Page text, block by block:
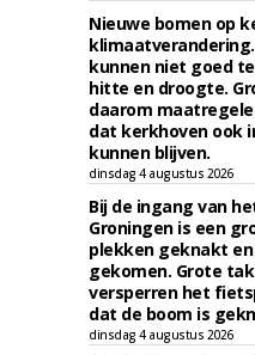
Nieuwe bomen op
kunnen niet goed
hitte en droogte.
daarom
dat kerkhoven ook
kunnen blijven.
dinsdag 4 augustus 2026
Bij de ingang van
Groningen is een
plekken geknakt
gekomen. Grote
versperren het
dat de boom is
dinsdag 4 augustus 2026